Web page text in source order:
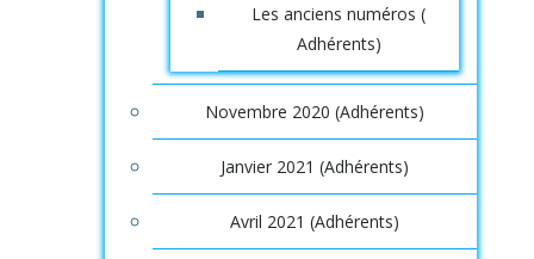
Les anciens numéros (
Adhérents)
Novembre 2020 (Adhérents)
Janvier 2021 (Adhérents)
Avril 2021 (Adhérents)